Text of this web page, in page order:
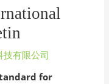
技有限公司
for